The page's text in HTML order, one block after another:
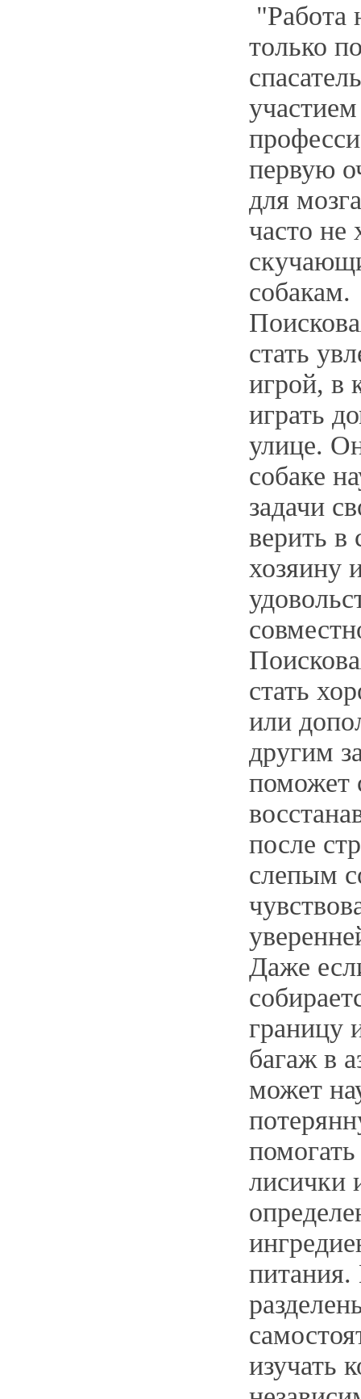
"Работа
только
участием
первую
для
часто не
собакам.
стать
игрой, в
играть
улице.
собаке
задачи
верить в
хозяину
стать
или
другим
поможет
после
слепым
Даже
границу
багаж в
может
лисички
изучать